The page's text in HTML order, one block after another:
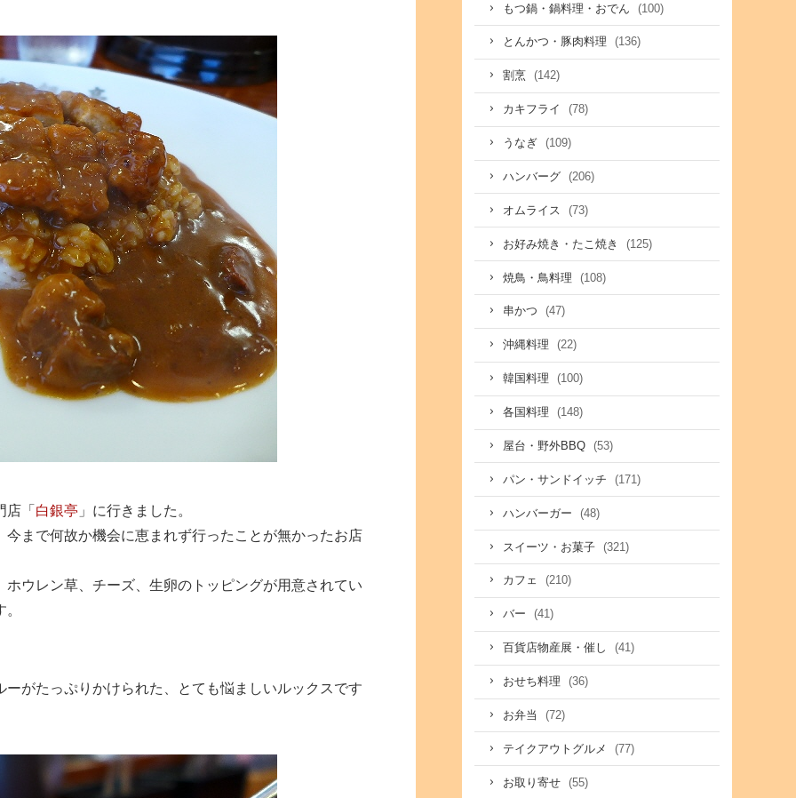
「 白銀亭 」に行きました。
まで何故か機会に恵まれず行ったことが無かったお店
ウレン草、チーズ、生卵のトッピングが用意されてい
がたっぷりかけられた、とても悩ましいルックスです
もつ鍋・鍋料理・おでん (100)
とんかつ・豚肉料理 (136)
割烹 (142)
カキフライ (78)
うなぎ (109)
ハンバーグ (206)
オムライス (73)
お好み焼き・たこ焼き (125)
焼鳥・鳥料理 (108)
串かつ (47)
沖縄料理 (22)
韓国料理 (100)
各国料理 (148)
屋台・野外BBQ (53)
パン・サンドイッチ (171)
ハンバーガー (48)
スイーツ・お菓子 (321)
カフェ (210)
バー (41)
百貨店物産展・催し (41)
おせち料理 (36)
お弁当 (72)
テイクアウトグルメ (77)
お取り寄せ (55)